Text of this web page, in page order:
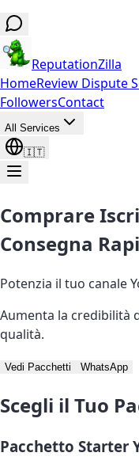
ReputationZilla
HomeReview Dispute
FollowersContact
All Services
🇮🇹
Comprare
Consegna
Potenzia il tuo canale
Aumenta la credibilità
qualità.
Vedi Pacchetti WhatsApp
Scegli il Tuo
Pacchetto Starter